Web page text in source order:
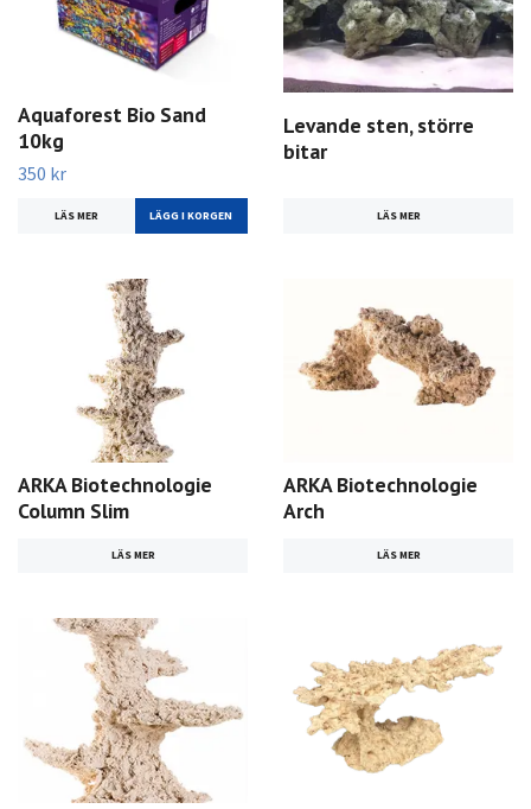
Aquaforest Bio Sand
10kg
350 kr
LÄS MER
Levande sten, större
bitar
LÄS MER
ARKA Biotechnologie
Column Slim
LÄS MER
ARKA Biotechnologie
Arch
LÄS MER